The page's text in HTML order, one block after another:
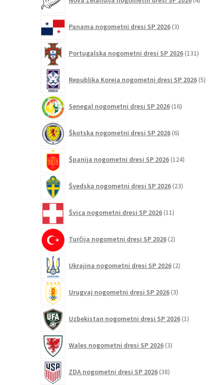
izdelki
Panama nogometni dresi SP 2026 3izdelki
Portugalska nogometni dresi SP 2026 131
Republika Koreja nogometni dresi SP 2026 5
Senegal nogometni dresi SP 2026 16izdelkov
Škotska nogometni dresi SP 2026 6izdelkov
Španija nogometni dresi SP 2026 124izdelkov
Švedska nogometni dresi SP 2026 23izdelkov
Švica nogometni dresi SP 2026 11izdelkov
Turčija nogometni dresi SP 2026 2izdelka
Ukrajina nogometni dresi SP 2026 2izdelka
Urugvaj nogometni dresi SP 2026 3izdelki
Uzbekistan nogometni dresi SP 2026 1izdelek
Wales nogometni dresi SP 2026 3izdelki
ZDA nogometni dresi SP 2026 38izdelkov